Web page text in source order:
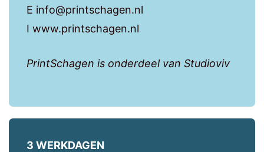
E info@printschagen.nl
I www.printschagen.nl
PrintSchagen is onderdeel van Studioviv
3 WERKDAGEN